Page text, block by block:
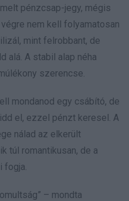
pénzcsap-jegy, mégis
nem kell folyamatosan
mint felrobbant, de
alá. A stabil alap néha
szerencse.
mondanod egy csábító, de
el, ezzel pénzt keresel. A
nálad az elkerült
túl romantikusan, de a
fogja.
– mondta